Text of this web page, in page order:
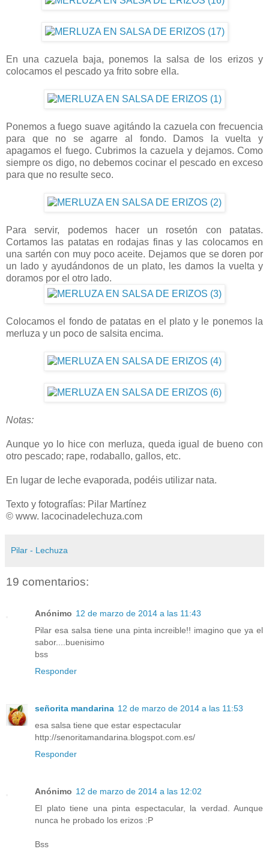
En una cazuela baja, ponemos la salsa de los erizos y
colocamos el pescado ya frito sobre ella.
Ponemos a fuego suave agitándo la cazuela con frecuencia
para que no se agarre al fondo. Damos la vuelta y
apagamos el fuego. Cubrimos la cazuela y dejamos. Como
siempre os digo, no debemos cocinar el pescado en exceso
para que no resulte seco.
Para servir, podemos hacer un rosetón con patatas.
Cortamos las patatas en rodajas finas y las colocamos en
una sartén con muy poco aceite. Dejamos que se doren por
un lado y ayudándonos de un plato, les damos la vuelta y
doramos por el otro lado.
Colocamos el fondo de patatas en el plato y le ponemos la
merluza y un poco de salsita encima.
Notas:
Aunque yo lo hice con merluza, queda igual de bueno con
otro pescado; rape, rodaballo, gallos, etc.
En lugar de leche evaporada, podéis utilizar nata.
Texto y fotografías: Pilar Martínez
© www. lacocinadelechuza.com
Pilar - Lechuza
19 comentarios:
Anónimo 12 de marzo de 2014 a las 11:43
Pilar esa salsa tiene una pinta increible!! imagino que ya el
sabor....buenisimo
bss
Responder
señorita mandarina 12 de marzo de 2014 a las 11:53
esa salsa tiene que estar espectacular
http://senoritamandarina.blogspot.com.es/
Responder
Anónimo 12 de marzo de 2014 a las 12:02
El plato tiene una pinta espectacular, la verdad. Aunque
nunca he probado los erizos :P
Bss